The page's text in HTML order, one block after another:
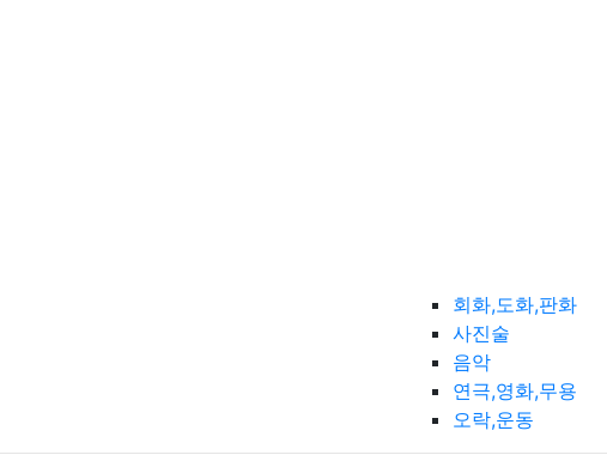
회화,도화,판화
사진술
음악
연극,영화,무용
오락,운동